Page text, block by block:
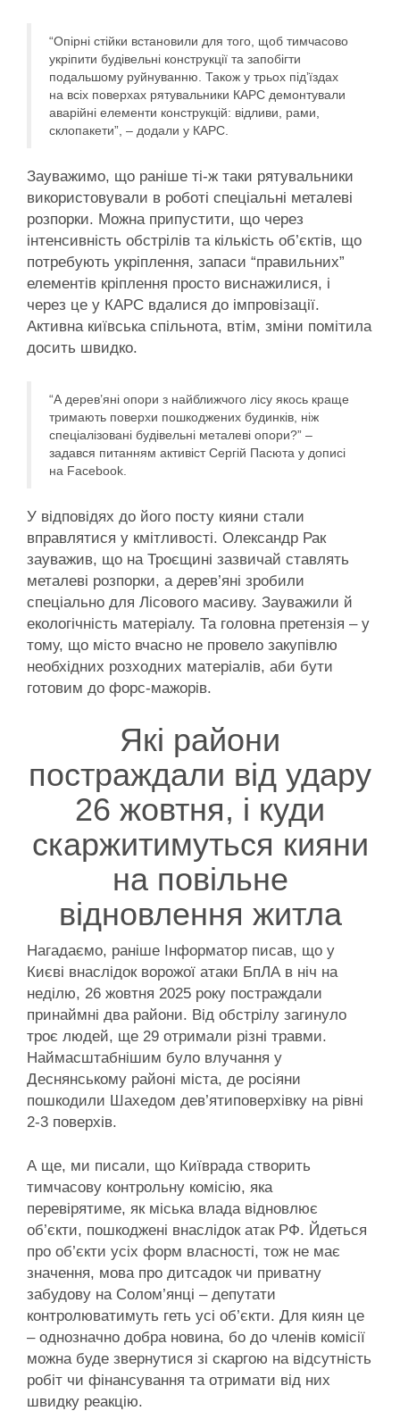
“Опірні стійки встановили для того, щоб тимчасово
укріпити будівельні конструкції та запобігти
подальшому руйнуванню. Також у трьох підʼїздах
на всіх поверхах рятувальники КАРС демонтували
аварійні елементи конструкцій: відливи, рами,
склопакети”, – додали у КАРС.
Зауважимо, що раніше ті-ж таки рятувальники
використовували в роботі спеціальні металеві
розпорки. Можна припустити, що через
інтенсивність обстрілів та кількість об’єктів, що
потребують укріплення, запаси “правильних”
елементів кріплення просто виснажилися, і
через це у КАРС вдалися до імпровізації.
Активна київська спільнота, втім, зміни помітила
досить швидко.
“А дерев’яні опори з найближчого лісу якось краще
тримають поверхи пошкоджених будинків, ніж
спеціалізовані будівельні металеві опори?” –
задався питанням активіст Сергій Пасюта у дописі
на Facebook.
У відповідях до його посту кияни стали
вправлятися у кмітливості. Олександр Рак
зауважив, що на Троєщині зазвичай ставлять
металеві розпорки, а дерев’яні зробили
спеціально для Лісового масиву. Зауважили й
екологічність матеріалу. Та головна претензія – у
тому, що місто вчасно не провело закупівлю
необхідних розходних матеріалів, аби бути
готовим до форс-мажорів.
Які райони
постраждали від удару
26 жовтня, і куди
скаржитимуться кияни
на повільне
відновлення житла
Нагадаємо, раніше Інформатор писав, що у
Києві внаслідок ворожої атаки БпЛА в ніч на
неділю, 26 жовтня 2025 року постраждали
принаймні два райони. Від обстрілу загинуло
троє людей, ще 29 отримали різні травми.
Наймасштабнішим було влучання у
Деснянському районі міста, де росіяни
пошкодили Шахедом дев’ятиповерхівку на рівні
2-3 поверхів.
А ще, ми писали, що Київрада створить
тимчасову контрольну комісію, яка
перевірятиме, як міська влада відновлює
об’єкти, пошкоджені внаслідок атак РФ. Йдеться
про об’єкти усіх форм власності, тож не має
значення, мова про дитсадок чи приватну
забудову на Солом’янці – депутати
контролюватимуть геть усі об’єкти. Для киян це
– однозначно добра новина, бо до членів комісії
можна буде звернутися зі скаргою на відсутність
робіт чи фінансування та отримати від них
швидку реакцію.